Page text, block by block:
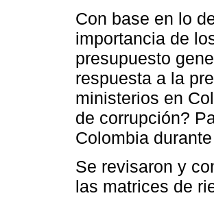
Con base en lo
importancia de
presupuesto
respuesta a la
ministerios en
de corrupción?
Colombia
Se revisaron y
las matrices de